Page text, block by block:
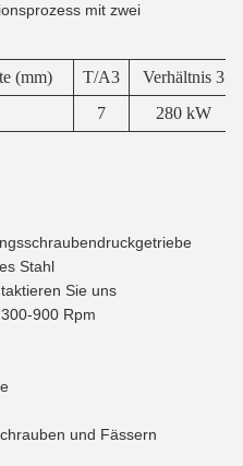
mit zwei
(mm) T/A3 Verhältnis 3
7 280 kW
Stahl
Sie uns
900 Rpm
und Fässern